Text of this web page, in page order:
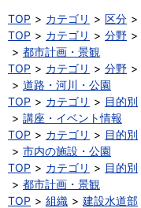
TOP カテゴリ 区分
TOP
カテゴリ 分野
都市計画・景観
TOP
カテゴリ 分野
道路・河川・公園
TOP
カテゴリ 目的別
講座・イベント情報
TOP
カテゴリ 目的別
市内の施設・公園
TOP
カテゴリ 目的別
都市計画・景観
TOP
組織 建設水道部